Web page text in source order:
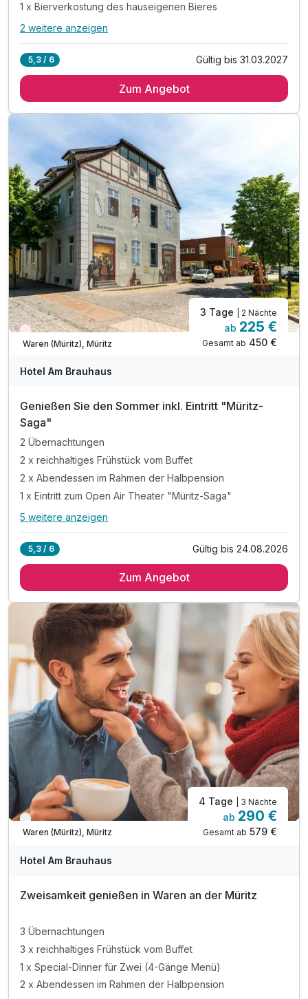
1 x Bierverkostung des hauseigenen Bieres
Alle Inklusivleistungen
2 x reichhaltiges Frühstück vom Buffet
1 x Special-Dinner am Anreisetag
inkl. WLAN
2 weitere anzeigen
5,3 / 6 Gültig bis 31.03.2027
Zum Angebot
Aktuell ausgebucht
Waren (Müritz), Müritz
3 Tage | 2 Nächte
ab 225 €
Gesamt ab 450 €
Hotel Am Brauhaus
Genießen Sie den Sommer inkl. Eintritt "Müritz-
Saga"
2 Übernachtungen
2 x reichhaltiges Frühstück vom Buffet
2 x Abendessen im Rahmen der Halbpension
1 x Eintritt zum Open Air Theater "Müritz-Saga"
Alle Inklusivleistungen
2 x reichhaltiges Frühstück vom Buffet
1 x Eintritt zum Open Air Theater "Müritz-Saga"
Theaterabenteuer von Mittwoch bis Sonntag
1 x Fl. Sekt & Obstkorb für die Zeit zu Zweit
1 x Führung durch das Brauen (Montags/Donnerstag)*
ODER 1 x Verkostung der hauseigenen Biere*
inkl. freie Fahrt mit dem Müritz rundum-Bus**
5 weitere anzeigen
5,3 / 6 Gültig bis 24.08.2026
Zum Angebot
Viele Termine frei
Waren (Müritz), Müritz
4 Tage | 3 Nächte
ab 290 €
Gesamt ab 579 €
Hotel Am Brauhaus
Zweisamkeit genießen in Waren an der Müritz
3 Übernachtungen
3 x reichhaltiges Frühstück vom Buffet
1 x Special-Dinner für Zwei (4-Gänge Menü)
2 x Abendessen im Rahmen der Halbpension